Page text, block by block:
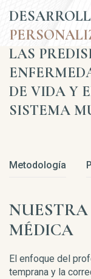
LAS
DE VIDA Y
SISTEMA
Metodología
MÉDICA
El enfoque del
temprana y la